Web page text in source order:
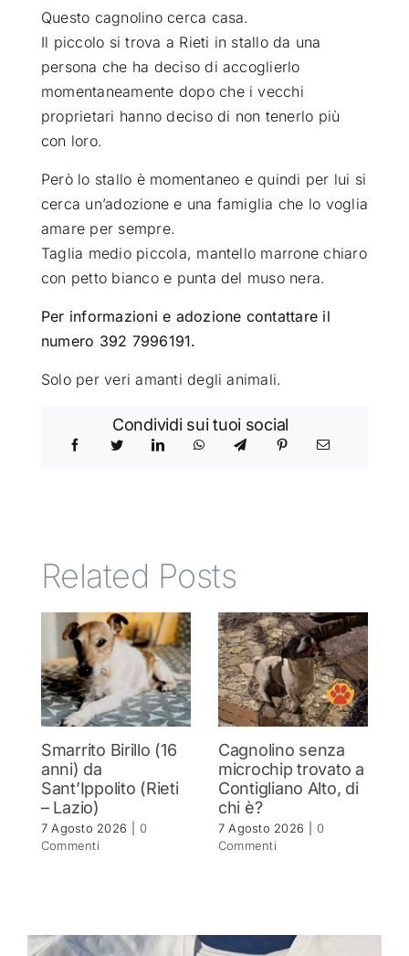
SEMPRE CON ME
Questo cagnolino cerca casa.
Il piccolo si trova a Rieti in stallo da una
persona che ha deciso di accoglierlo
momentaneamente dopo che i vecchi
proprietari hanno deciso di non tenerlo più
con loro.
Però lo stallo è momentaneo e quindi per lui si
cerca un’adozione e una famiglia che lo voglia
amare per sempre.
Taglia medio piccola, mantello marrone chiaro
con petto bianco e punta del muso nera.
Per informazioni e adozione contattare il
numero 392 7996191.
Solo per veri amanti degli animali.
Condividi sui tuoi social
Related Posts
Smarrito Birillo (16
anni) da
Sant’Ippolito (Rieti
– Lazio)
7 Agosto 2026
0
Commenti
Cagnolino senza
microchip trovato a
Contigliano Alto, di
chi è?
7 Agosto 2026
0
Commenti